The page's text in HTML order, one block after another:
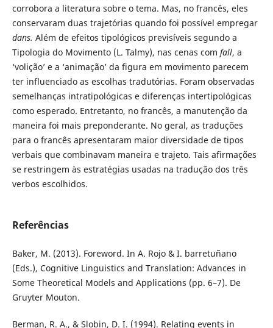
corrobora a literatura sobre o tema. Mas, no francês, eles
conservaram duas trajetórias quando foi possível empregar
dans. Além de efeitos tipológicos previsíveis segundo a
Tipologia do Movimento (L. Talmy), nas cenas com fall, a
‘volição’ e a ‘animação’ da figura em movimento parecem
ter influenciado as escolhas tradutórias. Foram observadas
semelhanças intratipológicas e diferenças intertipológicas
como esperado. Entretanto, no francês, a manutenção da
maneira foi mais preponderante. No geral, as traduções
para o francês apresentaram maior diversidade de tipos
verbais que combinavam maneira e trajeto. Tais afirmações
se restringem às estratégias usadas na tradução dos três
verbos escolhidos.
Referências
Baker, M. (2013). Foreword. In A. Rojo & I. barretuñano
(Eds.), Cognitive Linguistics and Translation: Advances in
Some Theoretical Models and Applications (pp. 6–7). De
Gruyter Mouton.
Berman, R. A., & Slobin, D. I. (1994). Relating events in